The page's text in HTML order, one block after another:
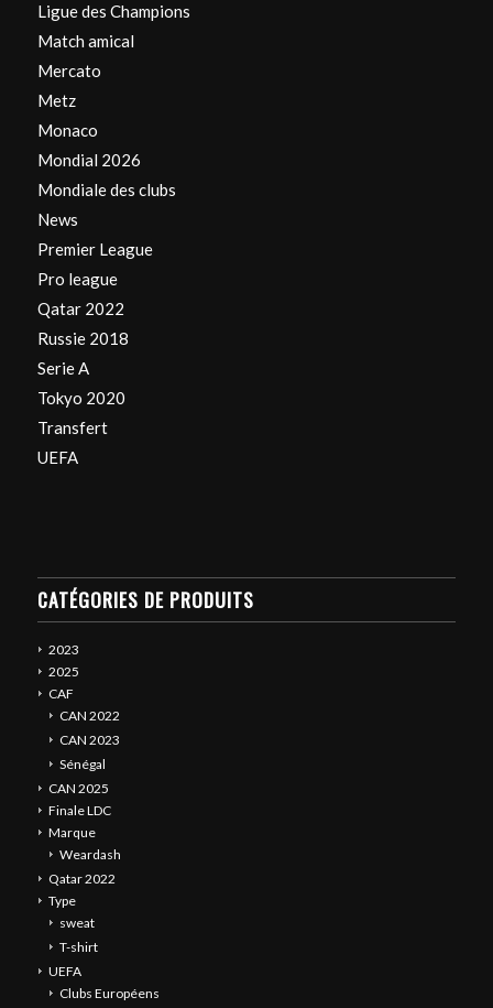
Ligue des Champions
Match amical
Mercato
Metz
Monaco
Mondial 2026
Mondiale des clubs
News
Premier League
Pro league
Qatar 2022
Russie 2018
Serie A
Tokyo 2020
Transfert
UEFA
CATÉGORIES DE PRODUITS
2023
2025
CAF
CAN 2022
CAN 2023
Sénégal
CAN 2025
Finale LDC
Marque
Weardash
Qatar 2022
Type
sweat
T-shirt
UEFA
Clubs Européens